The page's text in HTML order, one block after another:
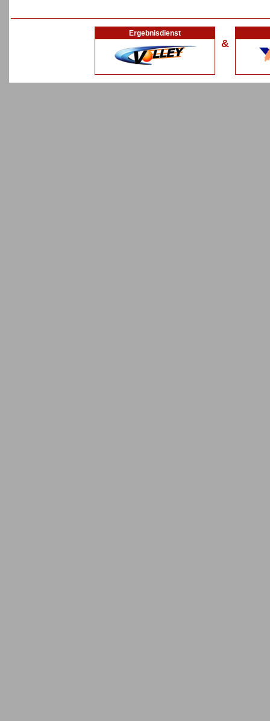
Ergebnisdienst
&